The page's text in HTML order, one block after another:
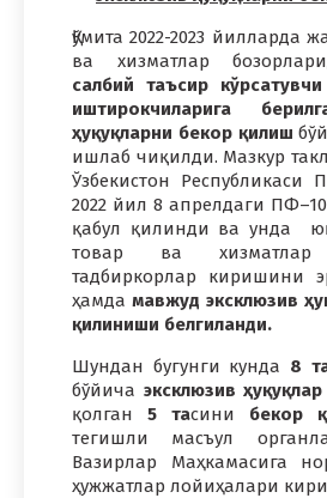
Қўмита 2022-2023 йилларда
ва хизматлар
салбий таъсир
иштирокчиларига
ҳуқуқларни бекор қилиш
ишлаб чиқилди. Мазкур
Ўзбекистон Республикаси
2022 йил 8 апрелдаги
қабул қилинди ва унда
товар ва хизматлар
тадбиркорлар киришини
ҳамда мавжуд эксклюзив
қилиниши белгиланди.
Шундан бугунги кунда 8
бўйича эксклюзив
қолган 5 тасини бекор
тегишли масъул
Вазирлар Маҳкамасига
ҳужжатлар лойиҳалари